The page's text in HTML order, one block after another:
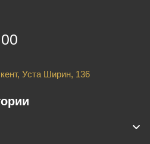
Уста Ширин, 136